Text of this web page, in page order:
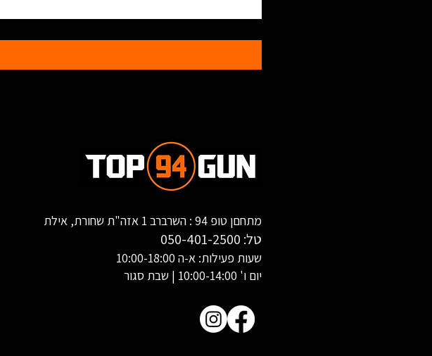
מתחםן טופ 94 : השרברב 1 אזה"ת שחורת, אילת
טל: 050-401-2500
שעות פעילות: א-ה 10:00-18:00
יום ו' 10:00-14:00 | שבת סגור